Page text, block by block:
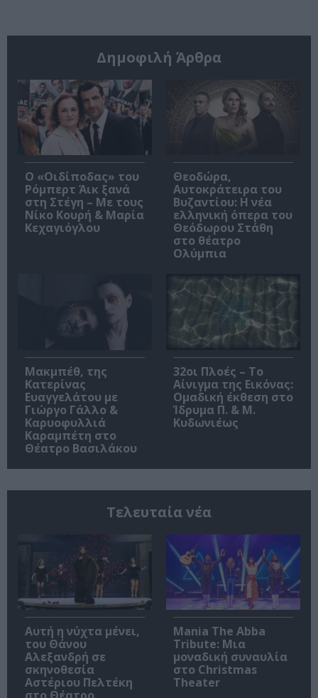
Δημοφιλή Άρθρα
O «Οιδίποδας» του
Ρόμπερτ Άικ ξανά
στη Στέγη – Με τους
Νίκο Κουρή & Μαρία
Κεχαγιόγλου
Θεοδώρα,
Αυτοκράτειρα του
Βυζαντίου: Η νέα
ελληνική όπερα του
Θεόδωρου Στάθη
στο θέατρο
Ολύμπια
Μακμπέθ, της
Κατερίνας
Ευαγγελάτου με
Γιώργο Γάλλο &
Καρυοφυλλιά
Καραμπέτη στο
Θέατρο Βασιλάκου
32οι Πλοές – Το
Αίνιγμα της Εικόνας:
Ομαδική έκθεση στο
Ίδρυμα Π. & Μ.
Κυδωνιέως
Τελευταία νέα
Αυτή η νύχτα μένει,
του Θάνου
Αλεξανδρή σε
σκηνοθεσία
Αστέριου Πελτέκη
Mania The Abba
Tribute: Μια
μοναδική συναυλία
στο Christmas
Theater